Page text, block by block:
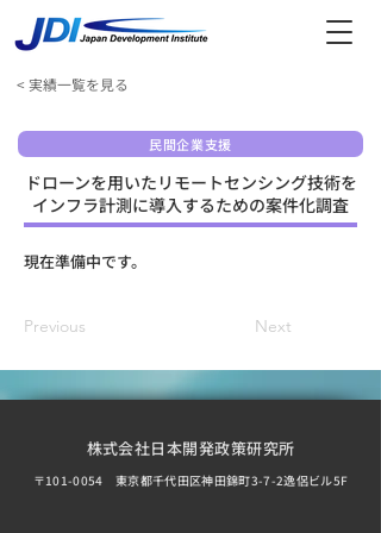
< 実績一覧を見る
民間企業支援
ドローンを用いたリモートセンシング技術を
インフラ計測に導入するための案件化調査
現在準備中です。
Previous Next
株式会社日本開発政策研究所
〒101-0054 東京都千代田区神田錦町3-7-2逸侶ビル5F